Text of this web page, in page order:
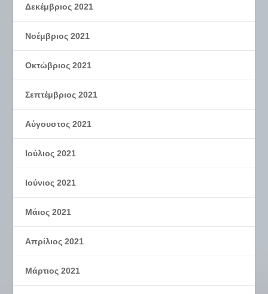
Δεκέμβριος 2021
Νοέμβριος 2021
Οκτώβριος 2021
Σεπτέμβριος 2021
Αύγουστος 2021
Ιούλιος 2021
Ιούνιος 2021
Μάιος 2021
Απρίλιος 2021
Μάρτιος 2021